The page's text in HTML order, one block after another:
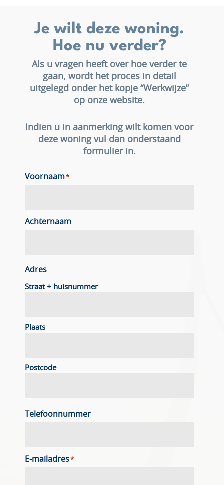
Je wilt deze woning.
Hoe nu verder?
Als u vragen heeft over hoe verder te
gaan, wordt het proces in detail
uitgelegd onder het kopje “Werkwijze”
op onze website.
Indien u in aanmerking wilt komen voor
deze woning vul dan onderstaand
formulier in.
Voornaam*
Achternaam
Adres
Straat + huisnummer
Plaats
Postcode
Telefoonnummer
E-mailadres*